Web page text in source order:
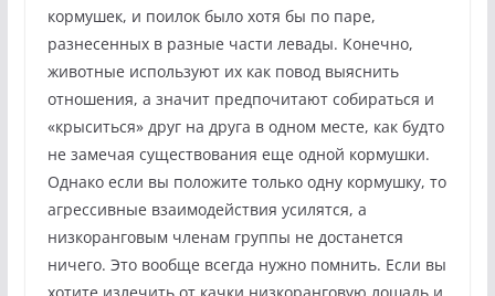
кормушек, и поилок было хотя бы по паре,
разнесенных в разные части левады. Конечно,
животные используют их как повод выяснить
отношения, а значит предпочитают собираться и
«крыситься» друг на друга в одном месте, как будто
не замечая существования еще одной кормушки.
Однако если вы положите только одну кормушку, то
агрессивные взаимодействия усилятся, а
низкоранговым членам группы не достанется
ничего. Это вообще всегда нужно помнить. Если вы
хотите излечить от качки низкоранговую лошадь и